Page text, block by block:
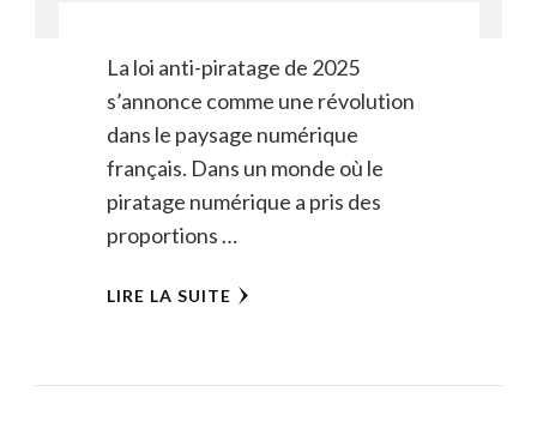
La loi anti-piratage de 2025
s’annonce comme une révolution
dans le paysage numérique
français. Dans un monde où le
piratage numérique a pris des
proportions …
LIRE LA SUITE